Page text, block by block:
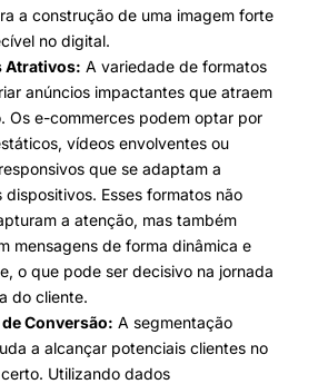
a construção de uma imagem forte
no digital.
Atrativos: A variedade de formatos
anúncios impactantes que atraem
Os e-commerces podem optar por
vídeos envolventes ou
que se adaptam a
dispositivos. Esses formatos não
a atenção, mas também
mensagens de forma dinâmica e
o que pode ser decisivo na jornada
do cliente.
Conversão: A segmentação
a alcançar potenciais clientes no
Utilizando dados